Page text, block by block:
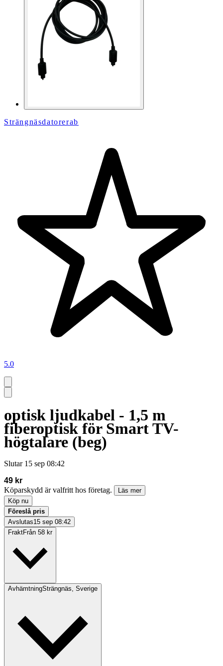
Strängnäsdatorerab
5.0
optisk ljudkabel - 1,5 m
fiberoptisk för Smart TV-
högtalare (beg)
Slutar 15 sep 08:42
49 kr
Köparskydd är valfritt hos företag.
Läs mer
Köp nu
Föreslå pris
Avslutas15 sep 08:42
FraktFrån 58 kr
AvhämtningSträngnäs, Sverige